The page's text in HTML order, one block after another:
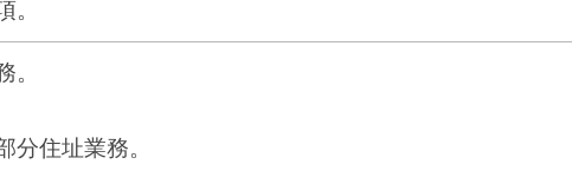
。
。
分住址業務。